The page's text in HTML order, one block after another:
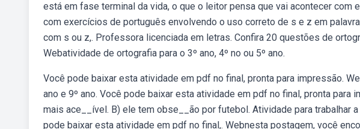
está em fase terminal da vida, o que o leitor pensa que vai acontecer com
com exercícios de português envolvendo o uso correto de s e z em
com s ou z,. Professora licenciada em letras. Confira 20 questões de
Webatividade de ortografia para o 3º ano, 4º no ou 5º ano.
Você pode baixar esta atividade em pdf no final, pronta para impressão.
ano e 9º ano. Você pode baixar esta atividade em pdf no final, pronta para
mais ace__ível. B) ele tem obse__ão por futebol. Atividade para trabalhar
pode baixar esta atividade em pdf no final,. Webnesta postagem, você